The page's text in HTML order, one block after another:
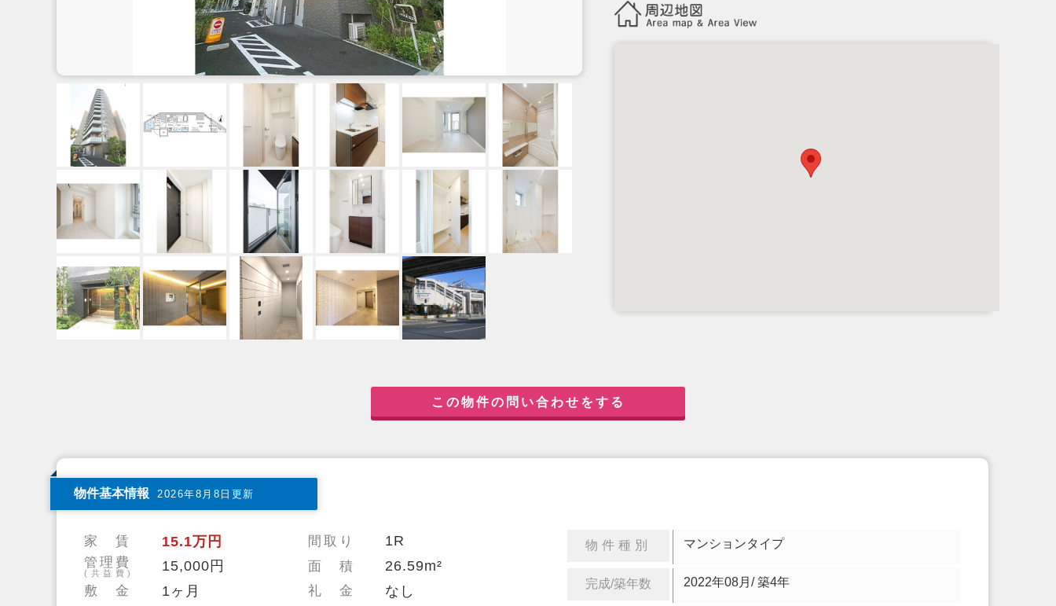
この物件の問い合わせをする
物件基本情報 2026年8月8日更新
家 賃 15.1万円 間取り 1R
管理費
(共益費) 15,000円 面 積 26.59m²
敷 金 1ヶ月 礼 金 なし
物件種別 マンションタイプ
完成/築年数 2022年08月/ 築4年